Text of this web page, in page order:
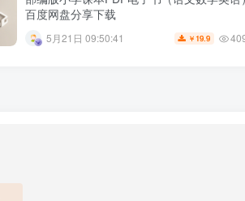
百度网盘分享下载
5月21日 09:50:41 ￥ 19.9